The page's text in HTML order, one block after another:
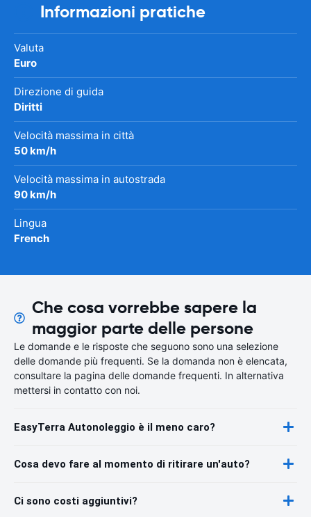
Informazioni pratiche
Valuta
Euro
Direzione di guida
Diritti
Velocità massima in città
50 km/h
Velocità massima in autostrada
90 km/h
Lingua
French
Che cosa vorrebbe sapere la
maggior parte delle persone
Le domande e le risposte che seguono sono una selezione
delle domande più frequenti. Se la domanda non è elencata,
consultare la pagina delle domande frequenti. In alternativa
mettersi in contatto con noi.
EasyTerra Autonoleggio è il meno caro?
Cosa devo fare al momento di ritirare un'auto?
Ci sono costi aggiuntivi?